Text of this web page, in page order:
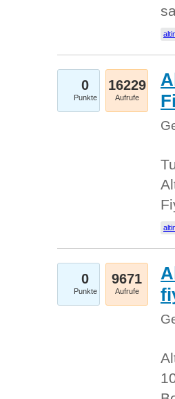
0
Punkte
16229
Aufrufe
0
Punkte
9671
Aufrufe